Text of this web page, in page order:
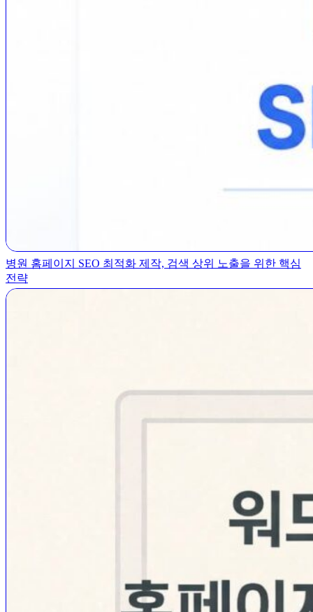
병원 홈페이지 SEO 최적화 제작, 검색 상위 노출을 위한 핵심
전략